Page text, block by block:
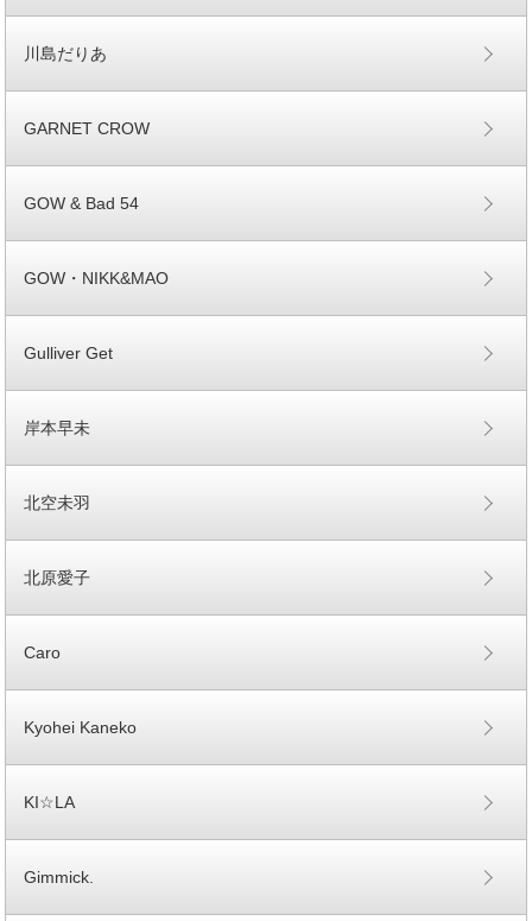
川島だりあ
GARNET CROW
GOW & Bad 54
GOW・NIKK&MAO
Gulliver Get
岸本早未
北空未羽
北原愛子
Caro
Kyohei Kaneko
KI☆LA
Gimmick.